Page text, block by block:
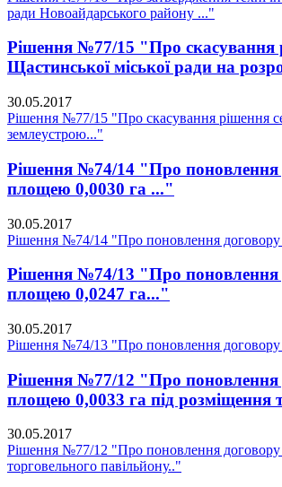
ради Новоайдарського району ..."
Рішення №77/15 "Про скасування
Щастинської міської ради на
30.05.2017
Рішення №77/15 "Про скасування рішення
землеустрою..."
Рішення №74/14 "Про поновлення
площею 0,0030 га ..."
30.05.2017
Рішення №74/14 "Про поновлення договору
Рішення №74/13 "Про поновлення
площею 0,0247 га..."
30.05.2017
Рішення №74/13 "Про поновлення договору
Рішення №77/12 "Про поновлення
площею 0,0033 га під розміщення
30.05.2017
Рішення №77/12 "Про поновлення договору
торговельного павільйону.."